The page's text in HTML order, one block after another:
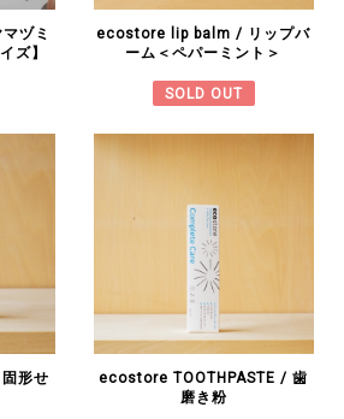
ヅミ
ズ】
ecostore lip balm / リップバ
ーム＜ペパーミント＞
SOLD OUT
形せ
ecostore TOOTHPASTE / 歯
磨き粉